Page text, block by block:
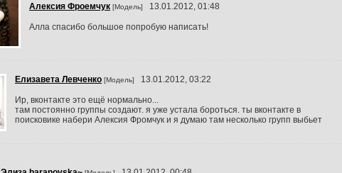
Алексия Фроемчук [Модель] 13.01.2012, 01:48
Алла спасибо большое попробую написать!
Елизавета Левченко [Модель] 13.01.2012, 03:22
Ир, вконтакте это ещё нормально...
там постоянно группы создают. я уже устала бороться. ты вконтакте в
поисковике набери Алексия Фромчук и я думаю там несколько групп выбьет